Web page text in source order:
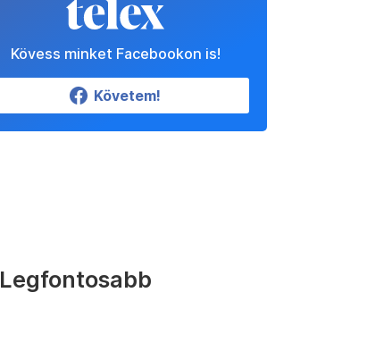
Kövess minket Facebookon is!
Követem!
Legfontosabb